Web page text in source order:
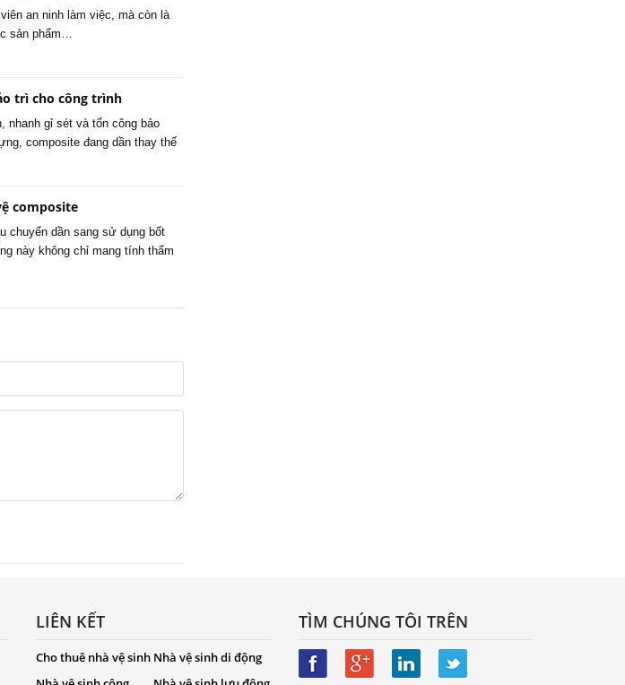
an ninh làm việc, mà còn là
sản phẩm…
trì cho công trình
nhanh gỉ sét và tốn công bảo
composite đang dần thay thế
composite
chuyển dần sang sử dụng bốt
này không chỉ mang tính thẩm
LIÊN KẾT
Cho thuê nhà vệ sinh Nhà vệ sinh di động
TÌM CHÚNG TÔI TRÊN